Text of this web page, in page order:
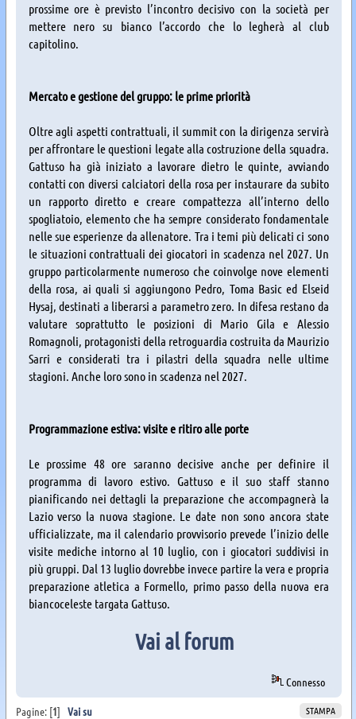
prossime ore è previsto l’incontro decisivo con la società per
mettere nero su bianco l’accordo che lo legherà al club
capitolino.
Mercato e gestione del gruppo: le prime priorità
Oltre agli aspetti contrattuali, il summit con la dirigenza servirà
per affrontare le questioni legate alla costruzione della squadra.
Gattuso ha già iniziato a lavorare dietro le quinte, avviando
contatti con diversi calciatori della rosa per instaurare da subito
un rapporto diretto e creare compattezza all’interno dello
spogliatoio, elemento che ha sempre considerato fondamentale
nelle sue esperienze da allenatore. Tra i temi più delicati ci sono
le situazioni contrattuali dei giocatori in scadenza nel 2027. Un
gruppo particolarmente numeroso che coinvolge nove elementi
della rosa, ai quali si aggiungono Pedro, Toma Basic ed Elseid
Hysaj, destinati a liberarsi a parametro zero. In difesa restano da
valutare soprattutto le posizioni di Mario Gila e Alessio
Romagnoli, protagonisti della retroguardia costruita da Maurizio
Sarri e considerati tra i pilastri della squadra nelle ultime
stagioni. Anche loro sono in scadenza nel 2027.
Programmazione estiva: visite e ritiro alle porte
Le prossime 48 ore saranno decisive anche per definire il
programma di lavoro estivo. Gattuso e il suo staff stanno
pianificando nei dettagli la preparazione che accompagnerà la
Lazio verso la nuova stagione. Le date non sono ancora state
ufficializzate, ma il calendario provvisorio prevede l’inizio delle
visite mediche intorno al 10 luglio, con i giocatori suddivisi in
più gruppi. Dal 13 luglio dovrebbe invece partire la vera e propria
preparazione atletica a Formello, primo passo della nuova era
biancoceleste targata Gattuso.
Vai al forum
Connesso
STAMPA
Pagine: [1] Vai su